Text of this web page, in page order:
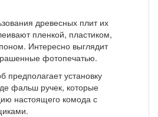
древесных плит их
пленкой, пластиком,
Интересно выглядит
фотопечатью.
предполагает установку
фальш ручек, которые
настоящего комода с